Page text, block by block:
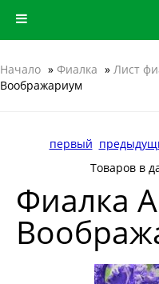
Начало » Фиалка » Лист
Воображариум
первый
Товаров в
Фиалка